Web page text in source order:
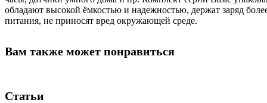
обладают высокой ёмкостью и надежностью, держат заряд
питания, не приносят вред окружающей среде.
Вам также может понравиться
Статьи